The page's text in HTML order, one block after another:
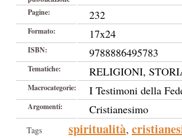
Pagine:
232
Formato: 17x24
ISBN: 9788886495783
Tematiche: RELIGIONI,
Macrocategorie: I Testimoni della
Argomenti: Cristianesimo
Tags spiritualità,